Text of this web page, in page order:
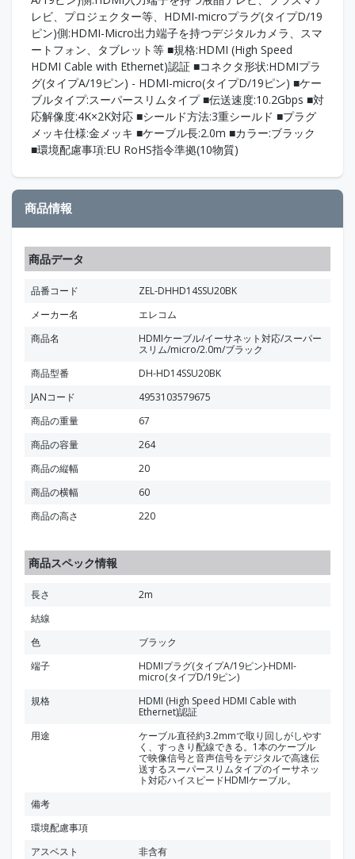
レビ、プロジェクター等、HDMI-microプラグ(タイプD/19
ピン)側:HDMI-Micro出力端子を持つデジタルカメラ、スマ
ートフォン、タブレット等 ■規格:HDMI (High Speed
HDMI Cable with Ethernet)認証 ■コネクタ形状:HDMIプラ
グ(タイプA/19ピン) - HDMI-micro(タイプD/19ピン) ■ケー
ブルタイプ:スーパースリムタイプ ■伝送速度:10.2Gbps ■対
応解像度:4K×2K対応 ■シールド方法:3重シールド ■プラグ
メッキ仕様:金メッキ ■ケーブル長:2.0m ■カラー:ブラック
■環境配慮事項:EU RoHS指令準拠(10物質)
商品情報
商品データ
品番コード
ZEL-DHHD14SSU20BK
メーカー名
エレコム
商品名
HDMIケーブル/イーサネット対応/スーパー
スリム/micro/2.0m/ブラック
商品型番
DH-HD14SSU20BK
JANコード
4953103579675
商品の重量
67
商品の容量
264
商品の縦幅
20
商品の横幅
60
商品の高さ
220
商品スペック情報
長さ
2m
結線
色
ブラック
端子
HDMIプラグ(タイプA/19ピン)-HDMI-
micro(タイプD/19ピン)
規格
HDMI (High Speed HDMI Cable with
Ethernet)認証
用途
ケーブル直径約3.2mmで取り回しがしやす
く、すっきり配線できる。1本のケーブル
で映像信号と音声信号をデジタルで高速伝
送するスーパースリムタイプのイーサネッ
ト対応ハイスピードHDMIケーブル。
備考
環境配慮事項
アスベスト
非含有